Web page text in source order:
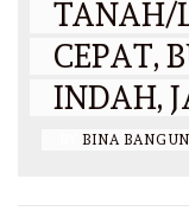
TANAH/
CEPAT,
INDAH,
BINA